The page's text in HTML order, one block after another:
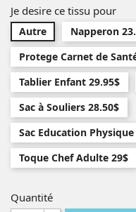
Je desire ce tissu pour
Autre
Napperon
Protege Carnet de
Tablier Enfant 29.95$
Sac à Souliers 28.50$
Sac Education Physique
Toque Chef Adulte 29$
Quantité